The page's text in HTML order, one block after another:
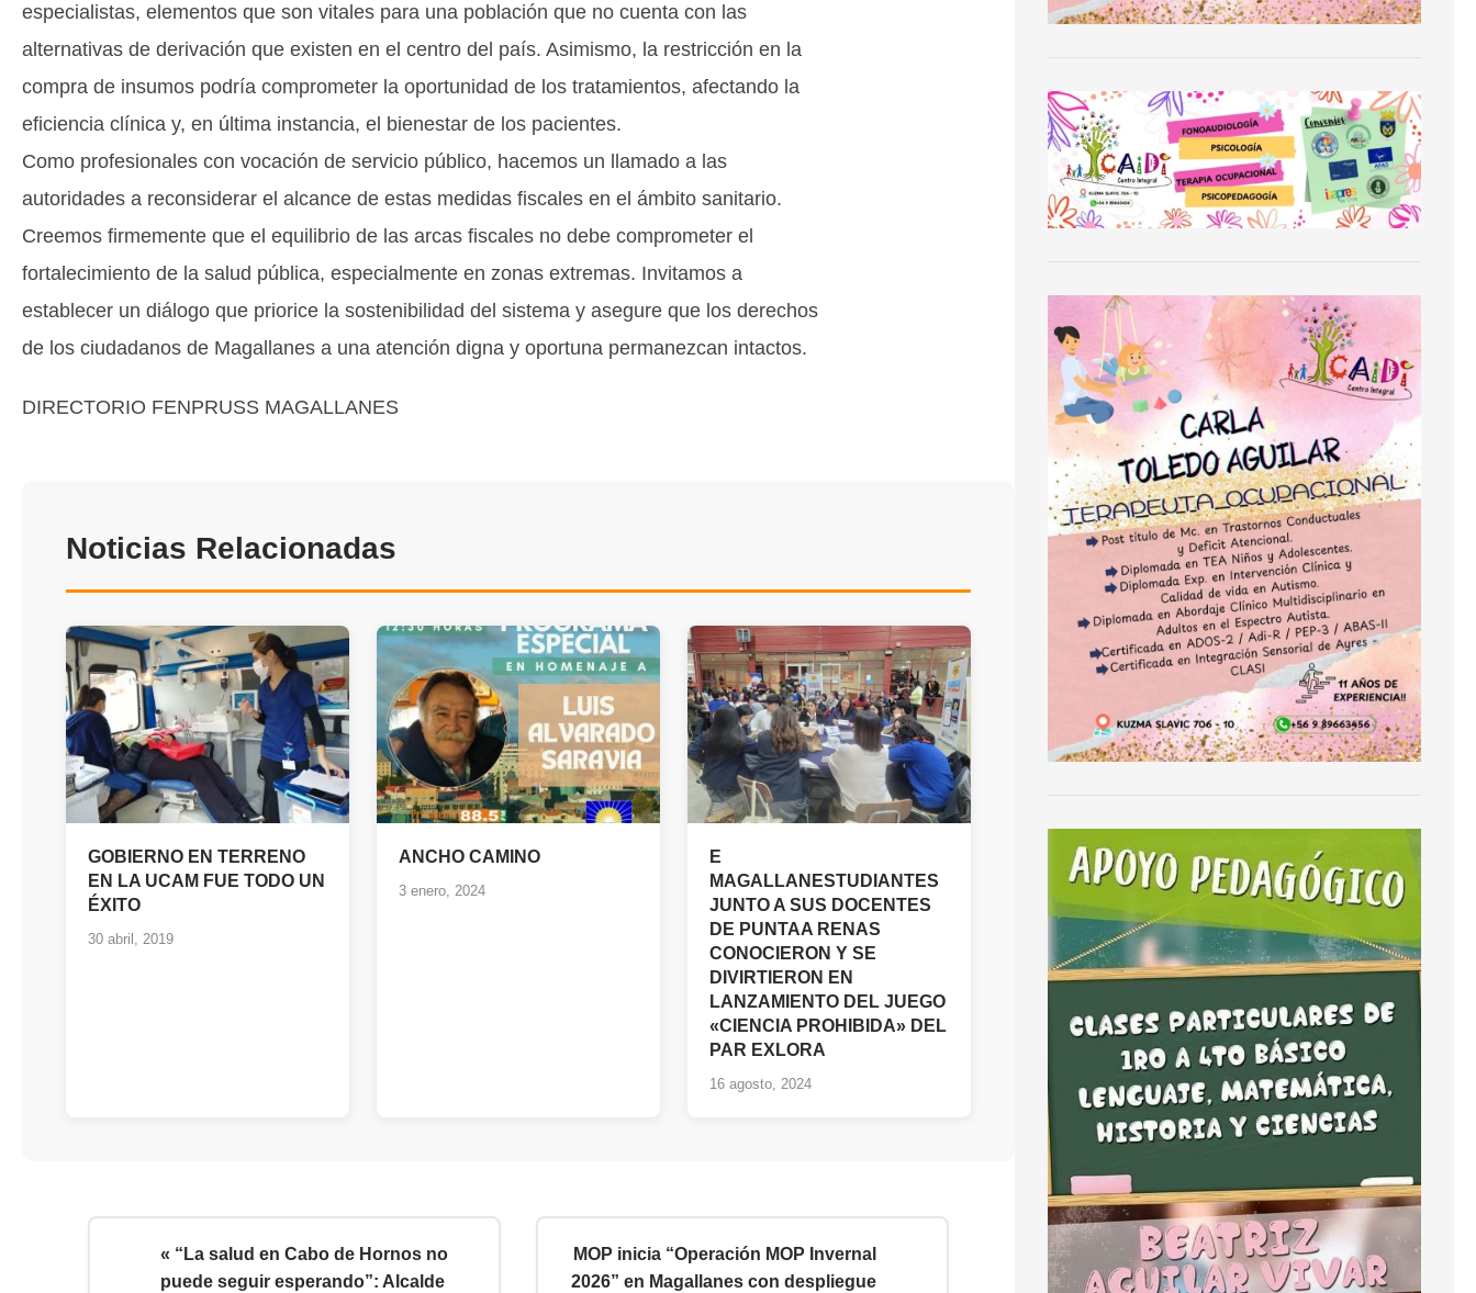
especialistas, elementos que son vitales para una población que no cuenta con las
alternativas de derivación que existen en el centro del país. Asimismo, la restricción en la
compra de insumos podría comprometer la oportunidad de los tratamientos, afectando la
eficiencia clínica y, en última instancia, el bienestar de los pacientes.
Como profesionales con vocación de servicio público, hacemos un llamado a las
autoridades a reconsiderar el alcance de estas medidas fiscales en el ámbito sanitario.
Creemos firmemente que el equilibrio de las arcas fiscales no debe comprometer el
fortalecimiento de la salud pública, especialmente en zonas extremas. Invitamos a
establecer un diálogo que priorice la sostenibilidad del sistema y asegure que los derechos
de los ciudadanos de Magallanes a una atención digna y oportuna permanezcan intactos.
DIRECTORIO FENPRUSS MAGALLANES
Noticias Relacionadas
GOBIERNO EN TERRENO
EN LA UCAM FUE TODO UN
ÉXITO
30 abril, 2019
ANCHO CAMINO
3 enero, 2024
E
MAGALLANESTUDIANTES
JUNTO A SUS DOCENTES
DE PUNTAA RENAS
CONOCIERON Y SE
DIVIRTIERON EN
LANZAMIENTO DEL JUEGO
«CIENCIA PROHIBIDA» DEL
PAR EXLORA
16 agosto, 2024
« “La salud en Cabo de Hornos no
puede seguir esperando”: Alcalde
MOP inicia “Operación MOP Invernal
2026” en Magallanes con despliegue